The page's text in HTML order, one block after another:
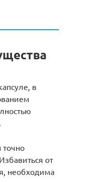
в
точно
от
необходима